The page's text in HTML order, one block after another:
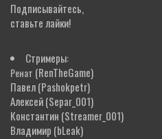
Подписывайтесь,
ставьте лайки!
Стримеры:
Ренат (RenTheGame)
Павел(Pashokpetr)
Алексей(Separ_001)
Константин (Streamer_001)
Владимир (bLeak)